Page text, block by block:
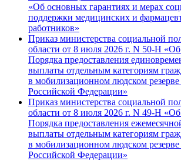
«Об основных гарантиях и мерах
поддержки медицинских и
работников»
Приказ министерства социальной
области от 8 июля 2026 г. N 50-Н
Порядка предоставления
выплаты отдельным категориям
в мобилизационном людском
Российской Федерации»
Приказ министерства социальной
области от 8 июля 2026 г. N 49-Н
Порядка предоставления
выплаты отдельным категориям
в мобилизационном людском
Российской Федерации»